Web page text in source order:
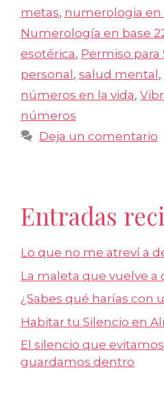
metas, numerologia en
Numerología en base
esotérica, Permiso para
personal , salud mental ,
números en la vida,
números
Deja un comentario
Entradas
Lo que no me atreví a
La maleta que vuelve a
¿Sabes qué harías con
Habitar tu Silencio en
El silencio que
guardamos dentro